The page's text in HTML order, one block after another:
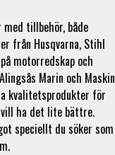
tillbehör, både
från Husqvarna, Stihl
motorredskap och
Marin och Maskin
kvalitetsprodukter för
vill ha det lite bättre.
speciellt du söker som